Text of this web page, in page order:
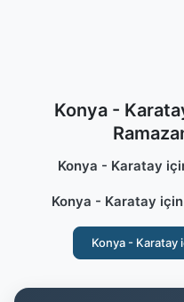
Konya -
Konya - Karatay
Konya - Karatay
Konya - Karatay